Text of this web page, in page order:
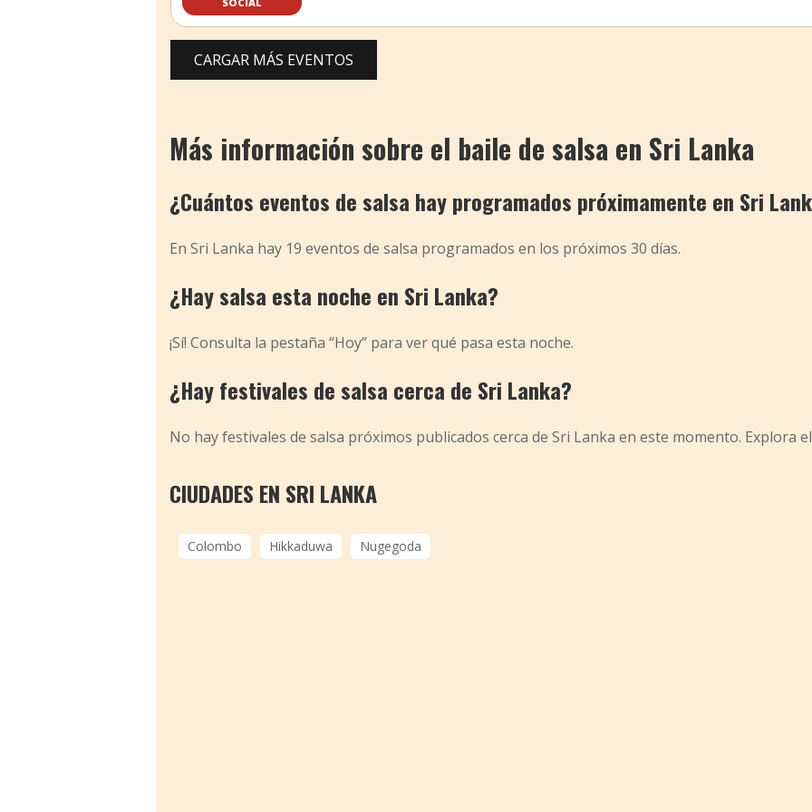
CARGAR MÁS EVENTOS
Más información sobre el baile de salsa en Sri Lanka
¿Cuántos eventos de salsa hay programados próximamente en Sri
En Sri Lanka hay 19 eventos de salsa programados en los próximos 30 días.
¿Hay salsa esta noche en Sri Lanka?
¡Sí! Consulta la pestaña “Hoy” para ver qué pasa esta noche.
¿Hay festivales de salsa cerca de Sri Lanka?
No hay festivales de salsa próximos publicados cerca de Sri Lanka en este momento. Explora
CIUDADES EN SRI LANKA
Colombo Hikkaduwa Nugegoda